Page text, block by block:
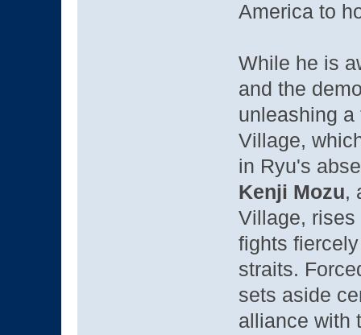
America to
While he is
and the
unleashing
Village,
in Ryu's
Kenji Mozu,
Village, rises
fights
straits.
sets aside
alliance with